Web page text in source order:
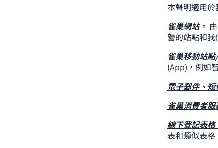
本聲明適用
雀巢網站。
營的站點和
雀巢移動站
(App)，例如
電子郵件、
雀巢消費者服
線下登記表格
表和類似表格